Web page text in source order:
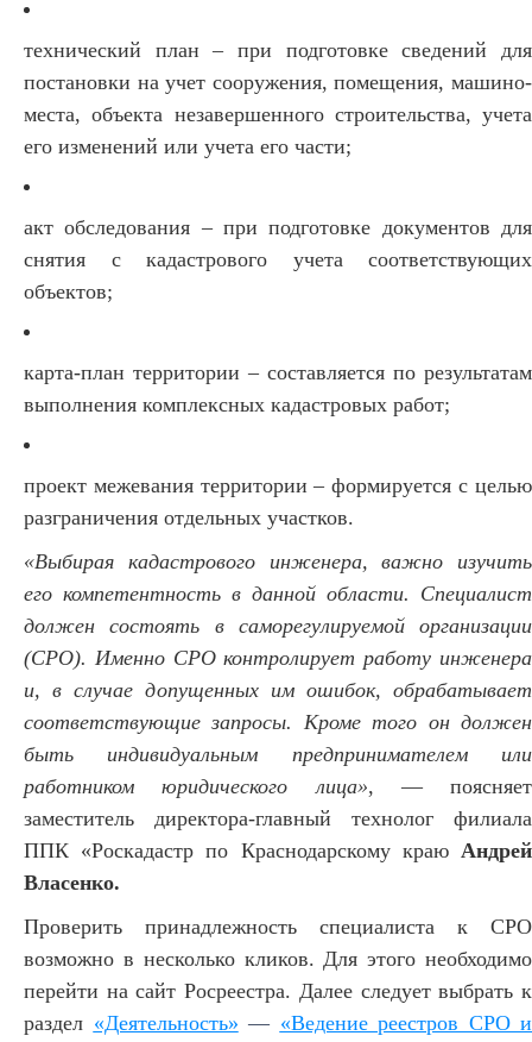
технический план – при подготовке сведений для
постановки на учет сооружения, помещения, машино-
места, объекта незавершенного строительства, учета
его изменений или учета его части;
акт обследования – при подготовке документов для
снятия с кадастрового учета соответствующих
объектов;
карта-план территории – составляется по результатам
выполнения комплексных кадастровых работ;
проект межевания территории – формируется с целью
разграничения отдельных участков.
«Выбирая кадастрового инженера, важно изучить
его компетентность в данной области. Специалист
должен состоять в саморегулируемой организации
(СРО). Именно СРО контролирует работу инженера
и, в случае допущенных им ошибок, обрабатывает
соответствующие запросы. Кроме того он должен
быть индивидуальным предпринимателем или
работником юридического лица», — поясняет
заместитель директора-главный технолог филиала
ППК «Роскадастр по Краснодарскому краю Андрей
Власенко.
Проверить принадлежность специалиста к СРО
возможно в несколько кликов. Для этого необходимо
перейти на сайт Росреестра. Далее следует выбрать к
раздел «Деятельность» — «Ведение реестров СРО и